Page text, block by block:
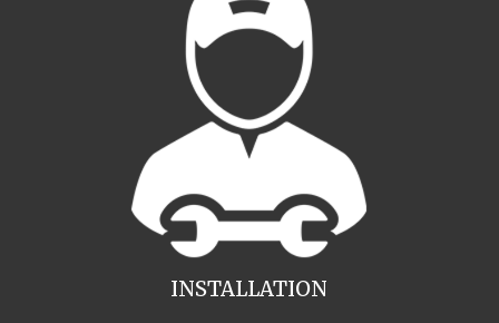
INSTALLATION